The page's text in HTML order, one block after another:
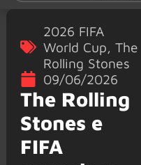
2026 FIFA
World Cup, The
Rolling Stones
09/06/2026
The Rolling
Stones e
FIFA